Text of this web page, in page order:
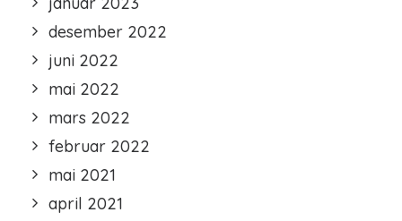
desember 2022
juni 2022
mai 2022
mars 2022
februar 2022
mai 2021
april 2021